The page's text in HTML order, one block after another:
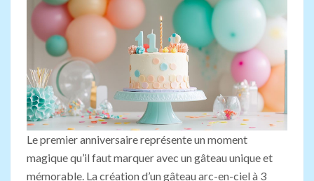
Le premier anniversaire représente un moment
magique qu’il faut marquer avec un gâteau unique et
mémorable. La création d’un gâteau arc-en-ciel à 3